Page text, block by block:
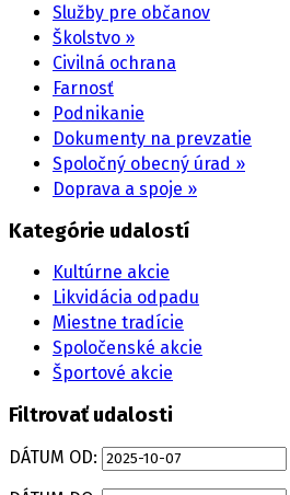
Služby pre občanov
Školstvo »
Civilná ochrana
Farnosť
Podnikanie
Dokumenty na prevzatie
Spoločný obecný úrad »
Doprava a spoje »
Kategórie udalostí
Kultúrne akcie
Likvidácia odpadu
Miestne tradície
Spoločenské akcie
Športové akcie
Filtrovať udalosti
DÁTUM OD: